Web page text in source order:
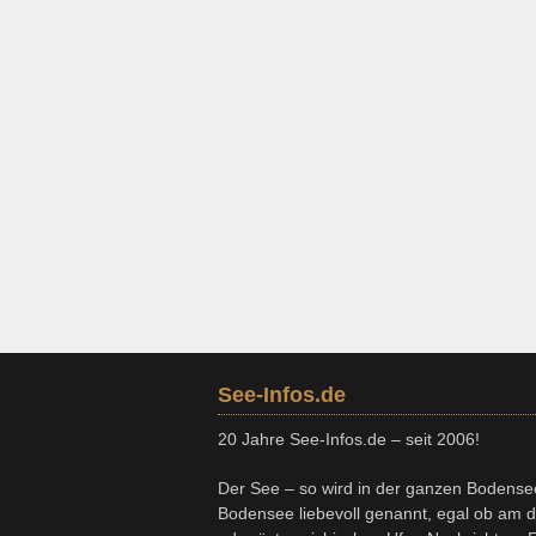
See-Infos.de
20 Jahre See-Infos.de – seit 2006!
Der See – so wird in der ganzen
Bodensee liebevoll genannt, egal ob am